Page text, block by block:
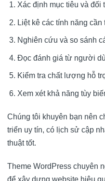
Xác định mục tiêu và đối
Liệt kê các tính năng cần
Nghiên cứu và so sánh
Đọc đánh giá từ người
Kiểm tra chất lượng hỗ
Xem xét khả năng tùy
Chúng tôi khuyên bạn nên
triển uy tín, có lịch sử cập
thuật tốt.
Theme WordPress chuyên
để xây dựng website hiệu